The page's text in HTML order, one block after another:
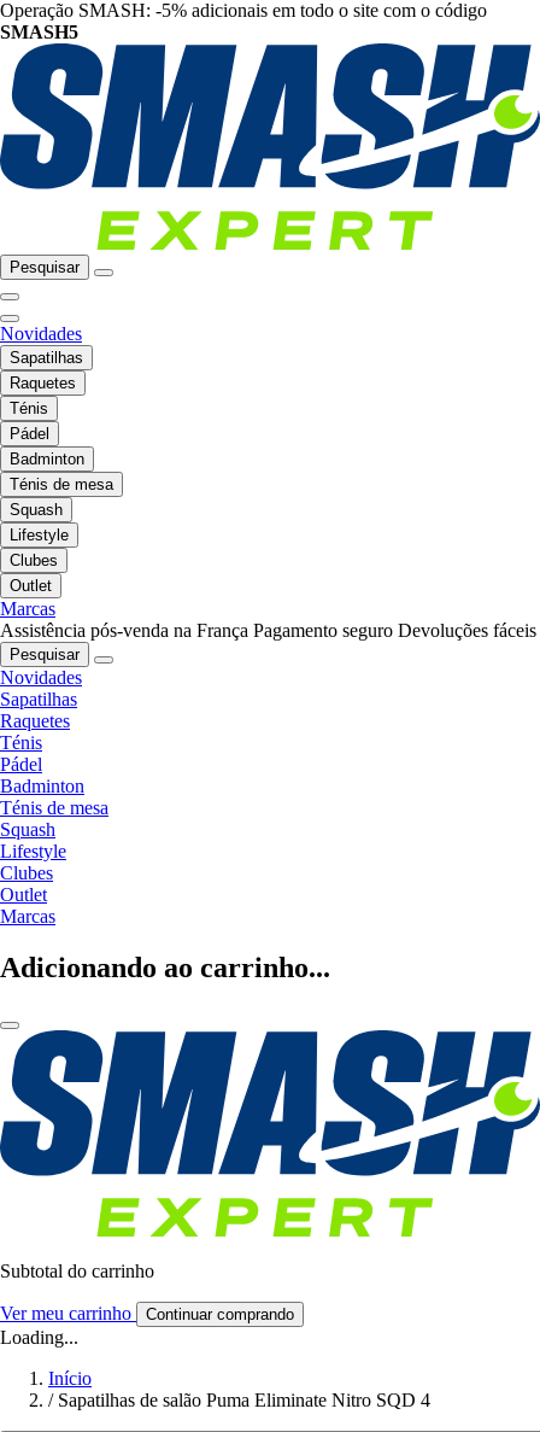
Operação SMASH: -5% adicionais em todo o site com o código
SMASH5
Pesquisar
Novidades
Sapatilhas
Raquetes
Ténis
Pádel
Badminton
Ténis de mesa
Squash
Lifestyle
Clubes
Outlet
Marcas
Assistência pós-venda na França Pagamento seguro Devoluções fáceis
Pesquisar
Novidades
Sapatilhas
Raquetes
Ténis
Pádel
Badminton
Ténis de mesa
Squash
Lifestyle
Clubes
Outlet
Marcas
Adicionando ao carrinho...
Subtotal do carrinho
Ver meu carrinho Continuar comprando
Loading...
Início
/ Sapatilhas de salão Puma Eliminate Nitro SQD 4